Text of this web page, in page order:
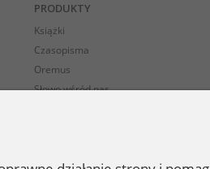
PRODUKTY
Książki
Czasopisma
Oremus
Słowo wśród nas